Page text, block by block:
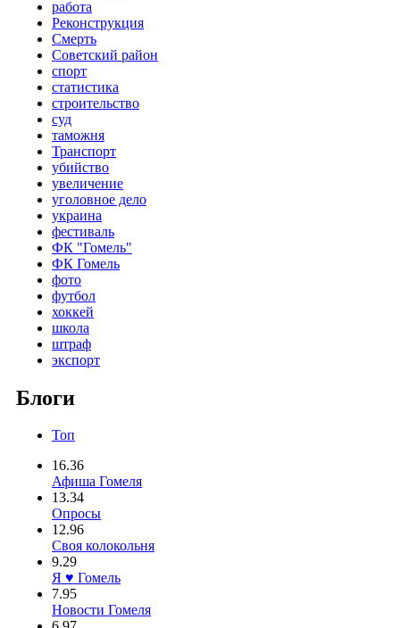
работа
Реконструкция
Смерть
Советский район
спорт
статистика
строительство
суд
таможня
Транспорт
убийство
увеличение
уголовное дело
украина
фестиваль
ФК "Гомель"
ФК Гомель
фото
футбол
хоккей
школа
штраф
экспорт
Блоги
Топ
16.36
Афиша Гомеля
13.34
Опросы
12.96
Своя колокольня
9.29
Я ♥ Гомель
7.95
Новости Гомеля